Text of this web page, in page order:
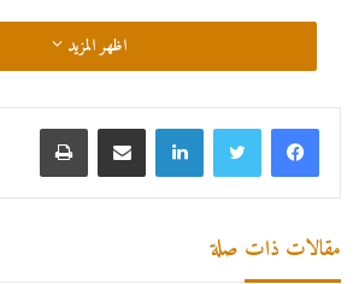
اظهر المزيد
لينكدإن مشاركة عبر البريد طباعة
مقالات ذات صلة